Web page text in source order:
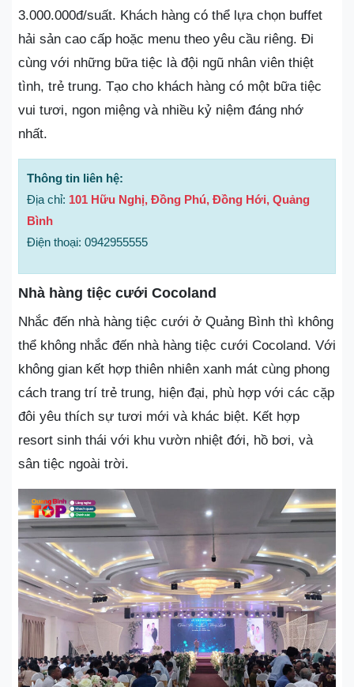
3.000.000đ/suất. Khách hàng có thể lựa chọn buffet
hải sản cao cấp hoặc menu theo yêu cầu riêng. Đi
cùng với những bữa tiệc là đội ngũ nhân viên thiệt
tình, trẻ trung. Tạo cho khách hàng có một bữa tiệc
vui tươi, ngon miệng và nhiều kỷ niệm đáng nhớ
nhất.
Thông tin liên hệ:
Địa chỉ: 101 Hữu Nghị, Đồng Phú, Đồng Hới, Quảng
Bình
Điện thoại: 0942955555
Nhà hàng tiệc cưới Cocoland
Nhắc đến nhà hàng tiệc cưới ở Quảng Bình thì không
thể không nhắc đến nhà hàng tiệc cưới Cocoland. Với
không gian kết hợp thiên nhiên xanh mát cùng phong
cách trang trí trẻ trung, hiện đại, phù hợp với các cặp
đôi yêu thích sự tươi mới và khác biệt. Kết hợp
resort sinh thái với khu vườn nhiệt đới, hồ bơi, và
sân tiệc ngoài trời.